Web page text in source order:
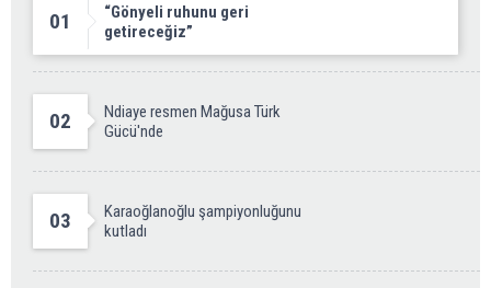
01
“Gönyeli ruhunu geri
getireceğiz”
02
Ndiaye resmen Mağusa Türk
Gücü'nde
03
Karaoğlanoğlu şampiyonluğunu
kutladı